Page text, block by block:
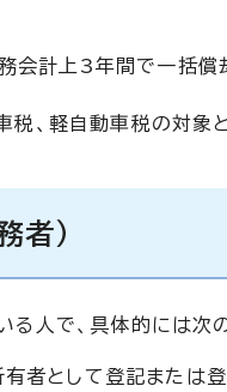
計上3年間で一括償
税、軽自動車税の対象
者）
人で、具体的には次の
者として登記または登